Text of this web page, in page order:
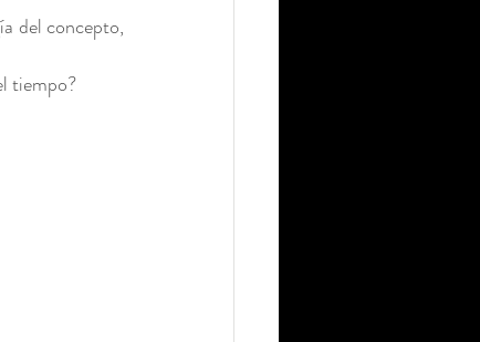
del concepto,
tiempo?